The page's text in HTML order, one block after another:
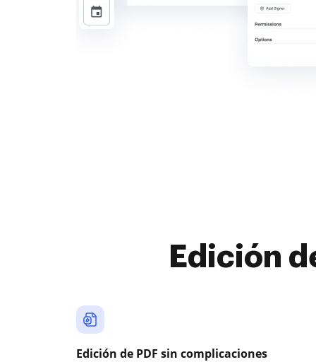
Edición
Edición de PDF sin complicaciones